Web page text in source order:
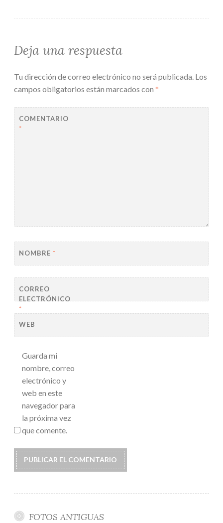
Deja una respuesta
Tu dirección de correo electrónico no será publicada. Los
campos obligatorios están marcados con *
COMENTARIO
*
NOMBRE *
CORREO
ELECTRÓNICO
*
WEB
Guarda mi
nombre, correo
electrónico y
web en este
navegador para
la próxima vez
que comente.
FOTOS ANTIGUAS